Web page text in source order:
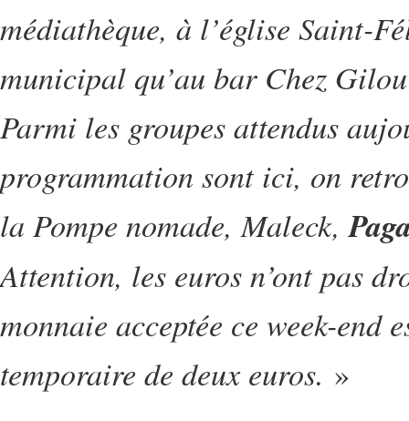
médiathèque, à l’église Saint-
municipal qu’au bar Chez
Parmi les groupes attendus
programmation sont ici, on
la Pompe nomade, Maleck,
Attention, les euros n’ont pas
monnaie acceptée ce week-end
temporaire de deux euros. »